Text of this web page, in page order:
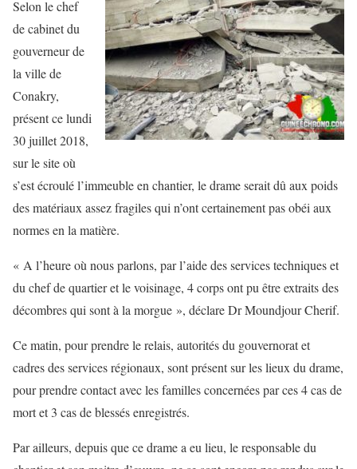
Selon le chef
de cabinet du
gouverneur de
la ville de
Conakry,
présent ce lundi
30 juillet 2018,
sur le site où
s’est écroulé l’immeuble en chantier, le drame serait dû aux poids
des matériaux assez fragiles qui n’ont certainement pas obéi aux
normes en la matière.
« A l’heure où nous parlons, par l’aide des services techniques et
du chef de quartier et le voisinage, 4 corps ont pu être extraits des
décombres qui sont à la morgue », déclare Dr Moundjour Cherif.
Ce matin, pour prendre le relais, autorités du gouvernorat et
cadres des services régionaux, sont présent sur les lieux du drame,
pour prendre contact avec les familles concernées par ces 4 cas de
mort et 3 cas de blessés enregistrés.
Par ailleurs, depuis que ce drame a eu lieu, le responsable du